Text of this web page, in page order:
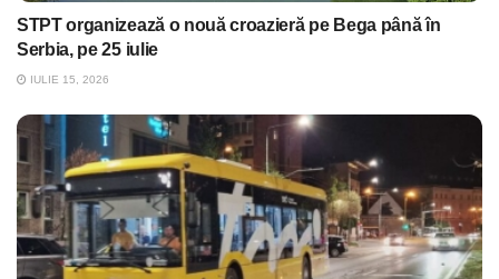
STPT organizează o nouă croazieră pe Bega până în
Serbia, pe 25 iulie
IULIE 15, 2026